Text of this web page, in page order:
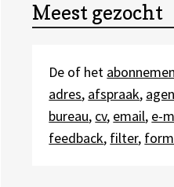
Meest gezocht
De of het
adres, afspraak,
bureau, cv, email, e-
feedback, filter,